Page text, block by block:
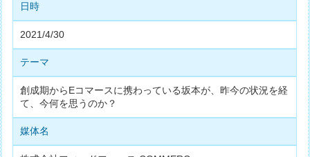
日時
2021/4/30
テーマ
創成期からEコマースに携わっている坂本が、昨今の状況を経
て、今何を思うのか？
媒体名